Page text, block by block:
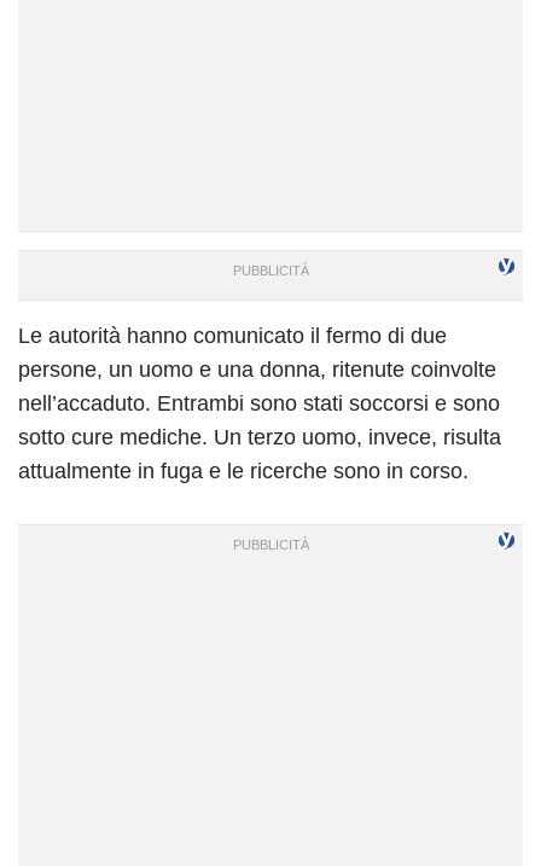
Le autorità hanno comunicato il fermo di due
persone, un uomo e una donna, ritenute coinvolte
nell’accaduto. Entrambi sono stati soccorsi e sono
sotto cure mediche. Un terzo uomo, invece, risulta
attualmente in fuga e le ricerche sono in corso.